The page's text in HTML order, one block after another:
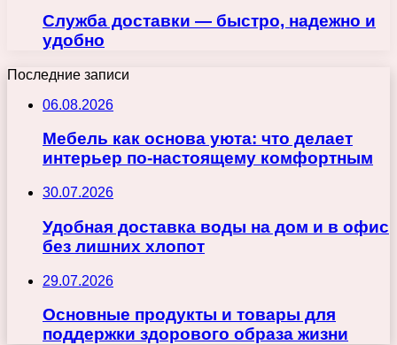
Служба доставки — быстро, надежно и
удобно
Последние записи
06.08.2026
Мебель как основа уюта: что делает
интерьер по-настоящему комфортным
30.07.2026
Удобная доставка воды на дом и в офис
без лишних хлопот
29.07.2026
Основные продукты и товары для
поддержки здорового образа жизни